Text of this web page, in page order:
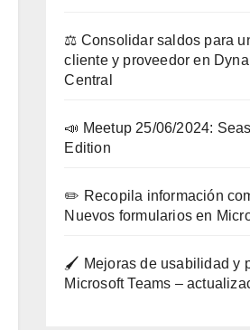
⚖️ Consolidar saldos para
cliente y proveedor en
Central
📣 Meetup 25/06/2024:
Edition
✏️ Recopila información
Nuevos formularios en
🖌️ Mejoras de usabilidad y
Microsoft Teams –